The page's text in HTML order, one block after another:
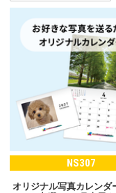
NS307
オリジナル写真カレンダ